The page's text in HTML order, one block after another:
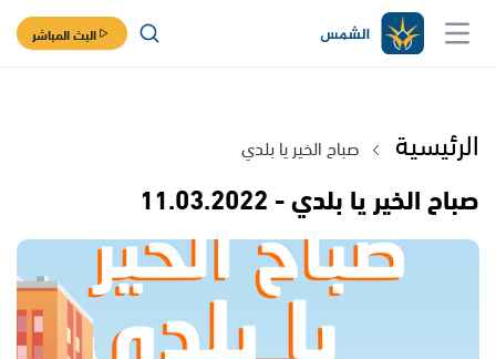
البث المباشر
الرئيسية صباح الخير يا بلدي
صباح الخير يا بلدي - 11.03.2022